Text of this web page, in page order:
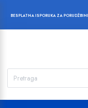
BESPLATNA ISPORUKA ZA